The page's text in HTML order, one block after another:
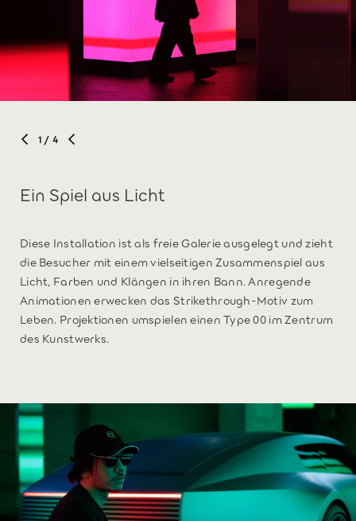
1 / 4
Ein Spiel aus Licht
Diese Installation ist als freie Galerie ausgelegt und zieht
die Besucher mit einem vielseitigen Zusammenspiel aus
Licht, Farben und Klängen in ihren Bann. Anregende
Animationen erwecken das Strikethrough-Motiv zum
Leben. Projektionen umspielen einen Type 00 im Zentrum
des Kunstwerks.